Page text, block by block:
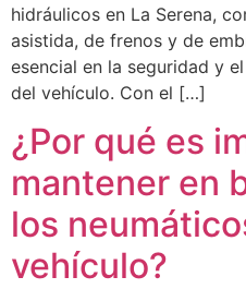
hidráulicos en La Serena,
asistida, de frenos y de
esencial en la seguridad y
del vehículo. Con el […]
¿Por qué es
mantener en
los
vehículo?